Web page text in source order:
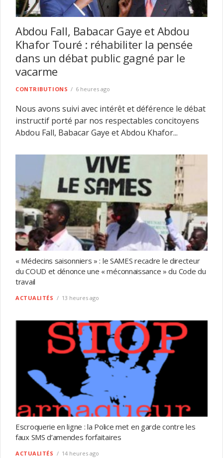
Abdou Fall, Babacar Gaye et Abdou
Khafor Touré : réhabiliter la pensée
dans un débat public gagné par le
vacarme
CONTRIBUTIONS 6 heures ago
Nous avons suivi avec intérêt et déférence le débat
instructif porté par nos respectables concitoyens
Abdou Fall, Babacar Gaye et Abdou Khafor...
« Médecins saisonniers » : le SAMES recadre le directeur
du COUD et dénonce une « méconnaissance » du Code du
travail
ACTUALITÉS 13 heures ago
Escroquerie en ligne : la Police met en garde contre les
faux SMS d’amendes forfaitaires
ACTUALITÉS 14 heures ago